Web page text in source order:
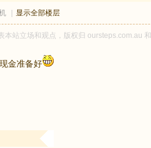
显示全部楼层
本站立场和观点，版权归 oursteps.com.au
金准备好